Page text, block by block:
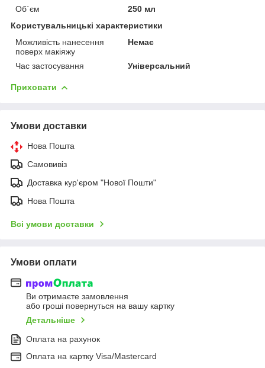
Об`єм
250 мл
Користувальницькі характеристики
Можливість нанесення
поверх макіяжу
Немає
Час застосування Універсальний
Приховати
Умови доставки
Нова Пошта
Самовивіз
Доставка кур'єром "Нової Пошти"
Нова Пошта
Всі умови доставки
Умови оплати
Ви отримаєте замовлення
або гроші повернуться на вашу картку
Детальніше
Оплата на рахунок
Оплата на картку Visa/Mastercard